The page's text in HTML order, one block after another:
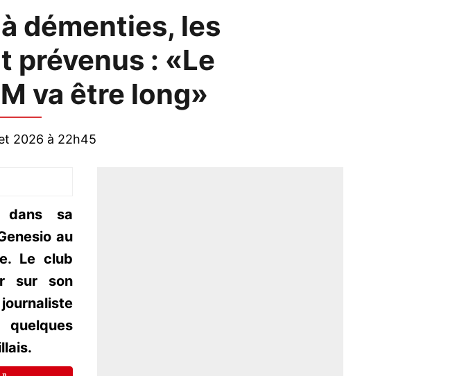
démenties, les
prévenus : «Le
va être long»
2026 à 22h45
dans sa
au
Le club
sur son
quelques